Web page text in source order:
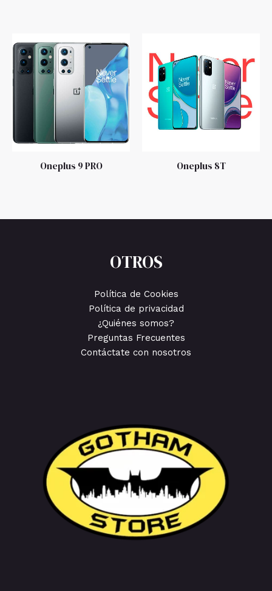
Oneplus 9 PRO Oneplus 8T
OTROS
Política de Cookies
Política de privacidad
¿Quiénes somos?
Preguntas Frecuentes
Contáctate con nosotros